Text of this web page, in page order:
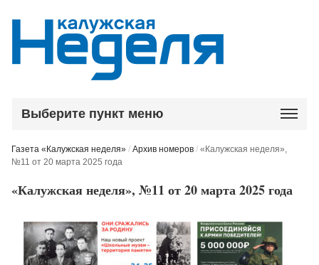
Выберите пункт меню
Газета «Калужская неделя» /Архив номеров /«Калужская неделя»,
№11 от 20 марта 2025 года
«Калужская неделя», №11 от 20 марта 2025 года